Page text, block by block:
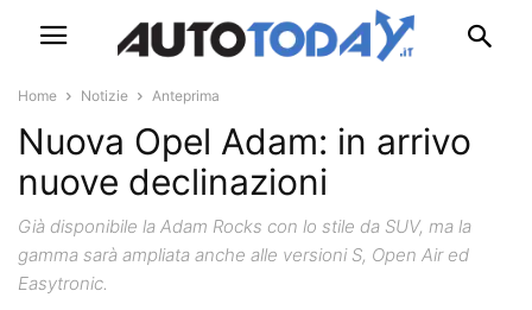
Home Notizie Anteprima
Nuova Opel Adam: in arrivo
nuove declinazioni
Già disponibile la Adam Rocks con lo stile da SUV, ma la
gamma sarà ampliata anche alle versioni S, Open Air ed
Easytronic.